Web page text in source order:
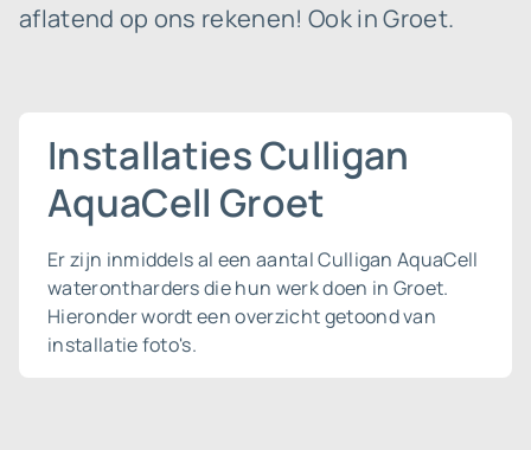
aflatend op ons rekenen! Ook in Groet.
Installaties Culligan
AquaCell Groet
Er zijn inmiddels al een aantal Culligan AquaCell
waterontharders die hun werk doen in Groet.
Hieronder wordt een overzicht getoond van
installatie foto's.